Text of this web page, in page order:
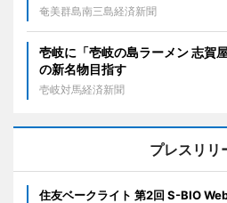
奄美群島南三島経済新聞
壱岐に「壱岐の島ラーメン 志賀
の新名物目指す
壱岐対馬経済新聞
プレスリリ
住友ベークライト 第2回 S-BIO